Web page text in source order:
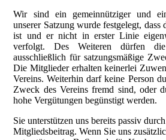
Wir sind ein gemeinnütziger und
unserer Satzung wurde festgelegt, dass
ist und er nicht in erster Linie
verfolgt. Des Weiteren dürfen
ausschließlich für satzungsmäßige
Die Mitglieder erhalten keinerlei
Vereins. Weiterhin darf keine Person
Zweck des Vereins fremd sind, oder
hohe Vergütungen begünstigt werden.
Sie unterstützen uns bereits passiv
Mitgliedsbeitrag. Wenn Sie uns